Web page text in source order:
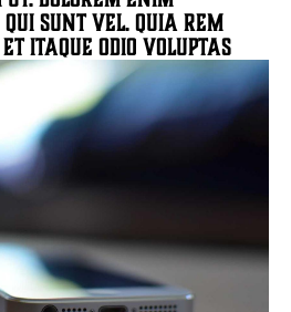
sunt vel. Quia rem
itaque odio voluptas